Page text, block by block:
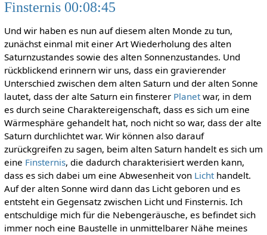
Finsternis 00:08:45
Und wir haben es nun auf diesem alten Monde zu tun,
zunächst einmal mit einer Art Wiederholung des alten
Saturnzustandes sowie des alten Sonnenzustandes. Und
rückblickend erinnern wir uns, dass ein gravierender
Unterschied zwischen dem alten Saturn und der alten Sonne
lautet, dass der alte Saturn ein finsterer Planetwar, in dem
es durch seine Charaktereigenschaft, dass es sich um eine
Wärmesphäre gehandelt hat, noch nicht so war, dass der alte
Saturn durchlichtet war. Wir können also darauf
zurückgreifen zu sagen, beim alten Saturn handelt es sich um
eine Finsternis, die dadurch charakterisiert werden kann,
dass es sich dabei um eine Abwesenheit von Lichthandelt.
Auf der alten Sonne wird dann das Licht geboren und es
entsteht ein Gegensatz zwischen Licht und Finsternis. Ich
entschuldige mich für die Nebengeräusche, es befindet sich
immer noch eine Baustelle in unmittelbarer Nähe meines